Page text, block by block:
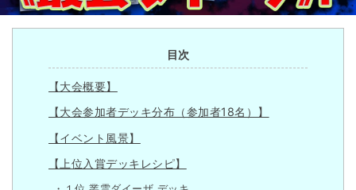
目次
【大会概要】
【大会参加者デッキ分布（参加者18名）】
【イベント風景】
【上位入賞デッキレシピ】